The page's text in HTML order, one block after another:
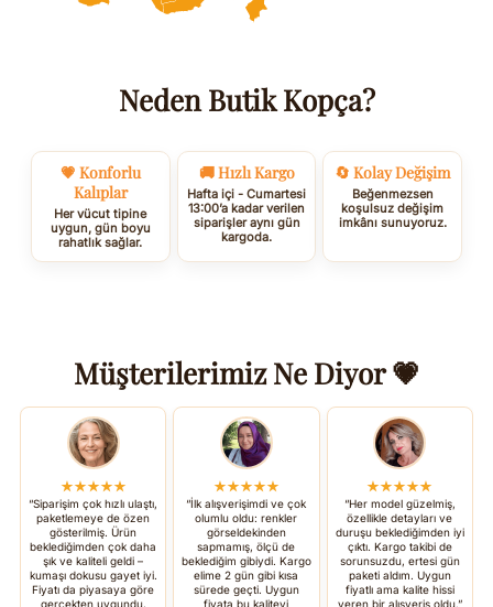
Neden Butik Kopça?
💗 Konforlu
Kalıplar
Her vücut tipine
uygun, gün boyu
rahatlık sağlar.
🚚 Hızlı Kargo
Hafta içi - Cumartesi
13:00’a kadar verilen
siparişler aynı gün
kargoda.
🔄 Kolay Değişim
Beğenmezsen
koşulsuz değişim
imkânı sunuyoruz.
Müşterilerimiz Ne Diyor 💗
★★★★★
“Siparişim çok hızlı ulaştı,
paketlemeye de özen
gösterilmiş. Ürün
beklediğimden çok daha
şık ve kaliteli geldi –
kumaşı dokusu gayet iyi.
Fiyatı da piyasaya göre
gerçekten uygundu,
★★★★★
“İlk alışverişimdi ve çok
olumlu oldu: renkler
görseldekinden
sapmamış, ölçü de
beklediğim gibiydi. Kargo
elime 2 gün gibi kısa
sürede geçti. Uygun
fiyata bu kaliteyi
★★★★★
“Her model güzelmiş,
özellikle detayları ve
duruşu beklediğimden iyi
çıktı. Kargo takibi de
sorunsuzdu, ertesi gün
paketi aldım. Uygun
fiyatlı ama kalite hissi
veren bir alışveriş oldu.”